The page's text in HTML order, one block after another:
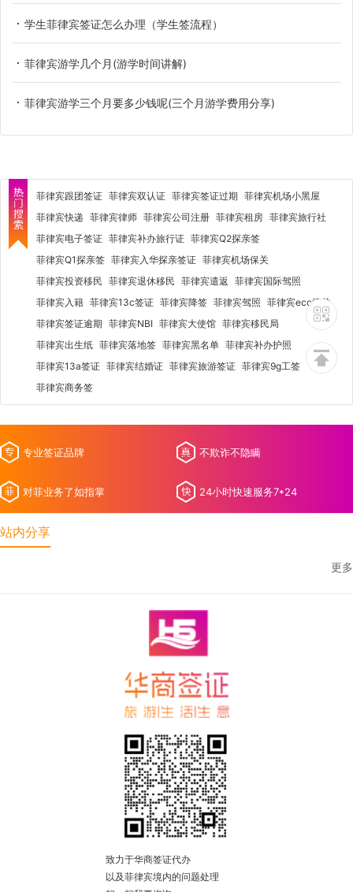
学生菲律宾签证怎么办理（学生签流程）
菲律宾游学几个月(游学时间讲解)
菲律宾游学三个月要多少钱呢(三个月游学费用分享)
菲律宾跟团签证 菲律宾双认证 菲律宾签证过期 菲律宾机场小黑屋
菲律宾快递 菲律宾律师 菲律宾公司注册 菲律宾租房 菲律宾旅行社
菲律宾电子签证 菲律宾补办旅行证 菲律宾Q2探亲签
菲律宾Q1探亲签 菲律宾入华探亲签证 菲律宾机场保关
菲律宾投资移民 菲律宾退休移民 菲律宾遣返 菲律宾国际驾照
菲律宾入籍 菲律宾13c签证 菲律宾降签 菲律宾驾照 菲律宾ecc清关
菲律宾签证逾期 菲律宾NBI 菲律宾大使馆 菲律宾移民局
菲律宾出生纸 菲律宾落地签 菲律宾黑名单 菲律宾补办护照
菲律宾13a签证 菲律宾结婚证 菲律宾旅游签证 菲律宾9g工签
菲律宾商务签
专业签证品牌 不欺诈不隐瞒
对菲业务了如指掌 24小时快速服务7*24
站内分享
更多
致力于华商签证代办
以及菲律宾境内的问题处理